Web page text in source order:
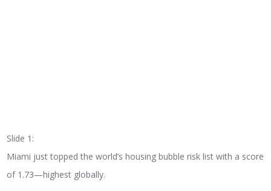
Slide 1:
Miami just topped the world’s housing bubble risk list with a score
of 1.73—highest globally.